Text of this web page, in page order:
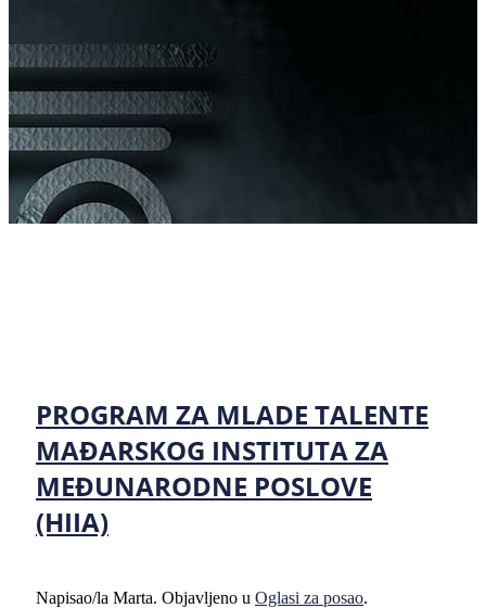
PROGRAM ZA MLADE TALENTE
MAĐARSKOG INSTITUTA ZA
MEĐUNARODNE POSLOVE
(HIIA)
Napisao/la Marta. Objavljeno u Oglasi za posao.